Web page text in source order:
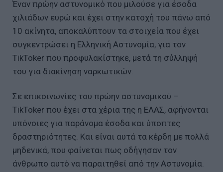
Έναν πρώην αστυνομικό που μιλούσε για έσοδα
χιλιάδων ευρώ και έχει στην κατοχή του πάνω από
10 ακίνητα, αποκαλύπτουν τα στοιχεία που έχει
συγκεντρώσει η Ελληνική Αστυνομία, για τον
TikToker που προφυλακίστηκε, μετά τη σύλληψή
του για διακίνηση ναρκωτικών.
Σε επικοινωνίες του πρώην αστυνομικού –
TikToker που έχει στα χέρια της η ΕΛΑΣ, αφήνονται
υπόνοιες για παράνομα έσοδα και ύποπτες
δραστηριότητες. Και είναι αυτά τα κέρδη με πολλά
μηδενικά, που φαίνεται πως οδήγησαν τον
άνθρωπο αυτό να παραιτηθεί από την Αστυνομία.